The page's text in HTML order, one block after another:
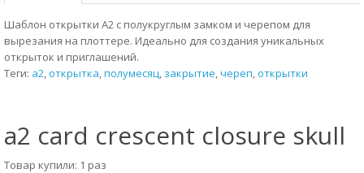
Шаблон открытки A2 с полукруглым замком и черепом для
вырезания на плоттере. Идеально для создания уникальных
открыток и приглашений.
Теги: а2,открытка,полумесяц, закрытие,череп,открытки
a2 card crescent closure skull
Товар купили: 1 раз